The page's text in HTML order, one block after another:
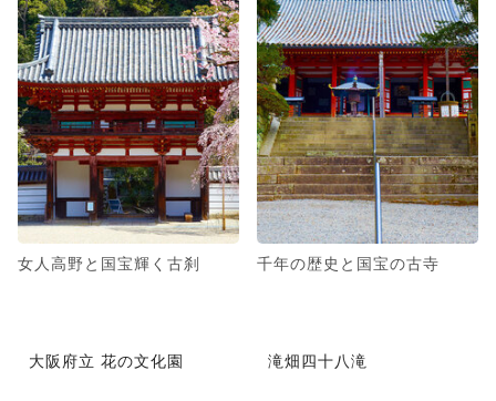
女人高野と国宝輝く古刹 千年の歴史と国宝の古寺
大阪府立 花の文化園 滝畑四十八滝